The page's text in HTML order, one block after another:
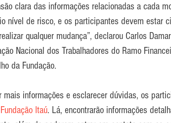
clara das informações relacionadas a cada
nível de risco, e os participantes devem estar
qualquer mudança”, declarou Carlos
Nacional dos Trabalhadores do Ramo
da Fundação.
mais informações e esclarecer dúvidas, os
Itaú. Lá, encontrarão informações